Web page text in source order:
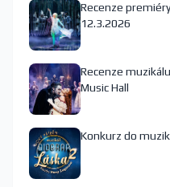
Recenze
12.3.2026
Recenze
Music Hall
Konkurz do